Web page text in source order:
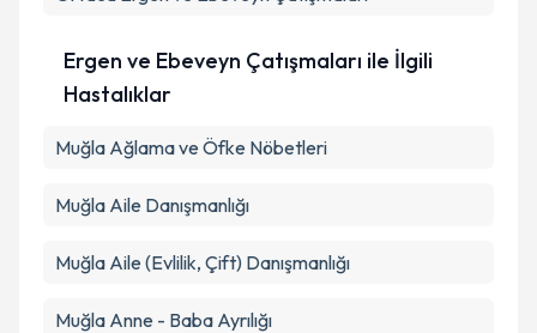
Takvim Talebini Gönder
Ergen ve Ebeveyn Çatışmaları ile İlgili
Hastalıklar
Muğla Ağlama ve Öfke Nöbetleri
Muğla Aile Danışmanlığı
Muğla Aile (Evlilik, Çift) Danışmanlığı
Muğla Anne - Baba Ayrılığı